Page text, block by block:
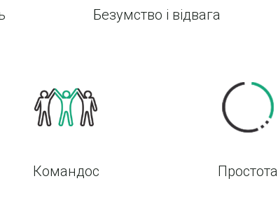
Безумство і відвага
Командос Простота